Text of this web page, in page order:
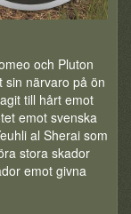
och Pluton
sin närvaro på ön
till hårt emot
emot svenska
al Sherai som
stora skador
emot givna